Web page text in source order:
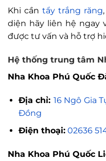
Khi cần tẩy trắng răng
diện hãy liên hệ ngay
được tư vấn và hỗ trợ
Hệ thống trung tâm
Nha Khoa Phú Quốc
Địa chỉ: 16 Ngô Gia
Đồng
Điện thoại: 02636
Nha Khoa Phú Quốc